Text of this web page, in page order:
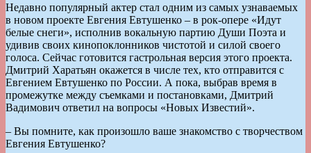
Недавно популярный актер стал одним из самых узнаваемых
в новом проекте Евгения Евтушенко – в рок-опере «Идут
белые снеги», исполнив вокальную партию Души Поэта и
удивив своих кинопоклонников чистотой и силой своего
голоса. Сейчас готовится гастрольная версия этого проекта.
Дмитрий Харатьян окажется в числе тех, кто отправится с
Евгением Евтушенко по России. А пока, выбрав время в
промежутке между съемками и постановками, Дмитрий
Вадимович ответил на вопросы «Новых Известий».
– Вы помните, как произошло ваше знакомство с творчеством
Евгения Евтушенко?